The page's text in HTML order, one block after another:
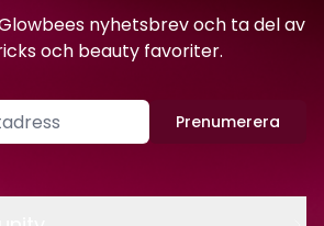
nyhetsbrev och ta del av
och beauty favoriter.
Prenumerera